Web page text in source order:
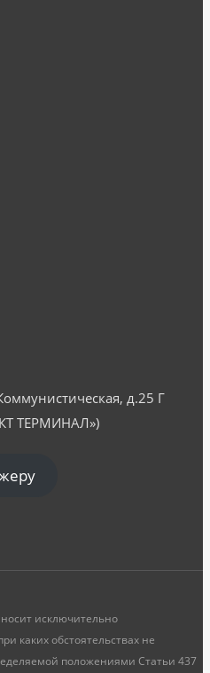
д.25 Г
ТЕРМИНАЛ»)
исключительно
каких обстоятельствах не
положениями Статьи 437